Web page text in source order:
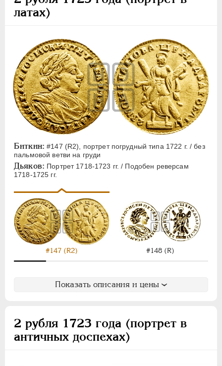
латах)
Биткин: #147 (R2), портрет погрудный типа 1722 г. / без
пальмовой ветви на груди
Дьяков: Портрет 1718-1723 гг. / Подобен реверсам
1718-1725 гг.
#147 (R2) #148 (R)
Показать описания и цены
2 рубля 1723 года (портрет в
античных доспехах)